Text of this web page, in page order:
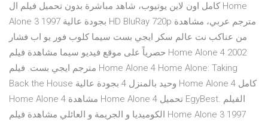
كامل اون لاين يوتيوب، شاهد مباشرة بدون تحميل فيلم ال Home
Alone 3 1997 بجودة عالية HD BluRay 720p مترجم عربي، مشاهدة
من عناكب نت عالم سكر ايجي بست سيما كلوب فور يو اب فشار
حصرياً على موقع فيديو سيما مشاهدة فيلم Home Alone 4 2002
مترجم ايجي بست. فيلم Home Alone 4 Home Alone: Taking
Back the House وحيد بالمنزل 4 بجودة عالية Home Alone 4 كامل
Home Alone 4 مشاهدة Home Alone 4 تحميل EgyBest. الفيلم
الكوميديا و الجريمة و العائلي مشاهدة فيلم Home Alone 3 1997